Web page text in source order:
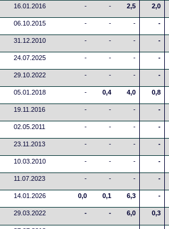
16.01.2016 - - 2,5 2,0
06.10.2015 - - - -
31.12.2010 - - - -
24.07.2025 - - - -
29.10.2022 - - - -
05.01.2018 - 0,4 4,0 0,8
19.11.2016 - - - -
02.05.2011 - - - -
23.11.2013 - - - -
10.03.2010 - - - -
11.07.2023 - - - -
14.01.2026 0,0 0,1 6,3 -
29.03.2022 - - 6,0 0,3